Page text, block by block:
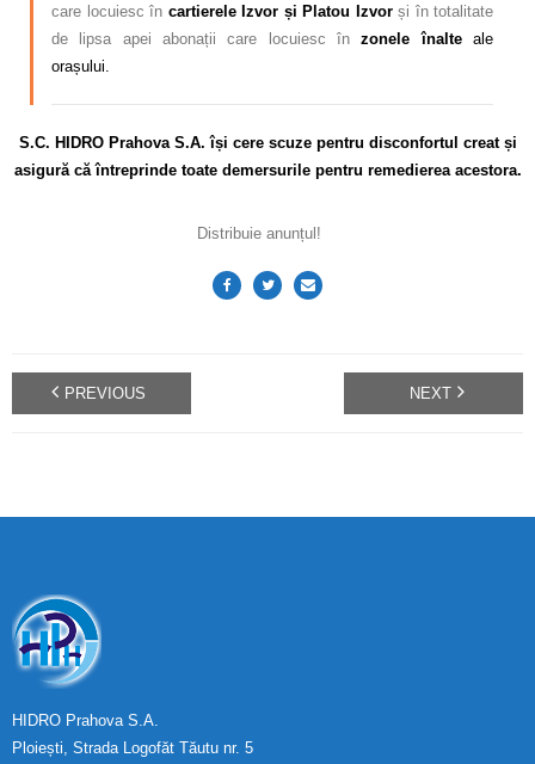
care locuiesc în cartierele Izvor și Platou Izvor și în totalitate
de lipsa apei abonații care locuiesc în zonele înalte ale
orașului.
S.C. HIDRO Prahova S.A. își cere scuze pentru disconfortul creat și
asigură că întreprinde toate demersurile pentru remedierea acestora.
Distribuie anunțul!
PREVIOUS NEXT
HIDRO Prahova S.A.
Ploiești, Strada Logofăt Tăutu nr. 5